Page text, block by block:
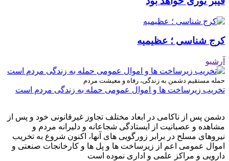
کرج شناسی ؛ عظیمیه
آرشیو
حمله مستقیم دشمن به زندگی، رفاه و معیشت مردم
تخریب زیرساخت ها و اموال عمومی حمله به زندگی مردم است
دشمن پس از ناکامی در ابعاد مختلف تجاوز غیرقانونی خود و پس از
مشاهده و عصبانیت از ایستادگی شجاعانه و دلیرانه مردم و
نیروهای مسلح در برابر زورگویی های آنها، اکنون شروع به تخریب
اموال عمومی اعم از زیرساخت ها و پل ها و کارخانجات صنعتی و
دارویی و مراکز علمی و اداری نموده است